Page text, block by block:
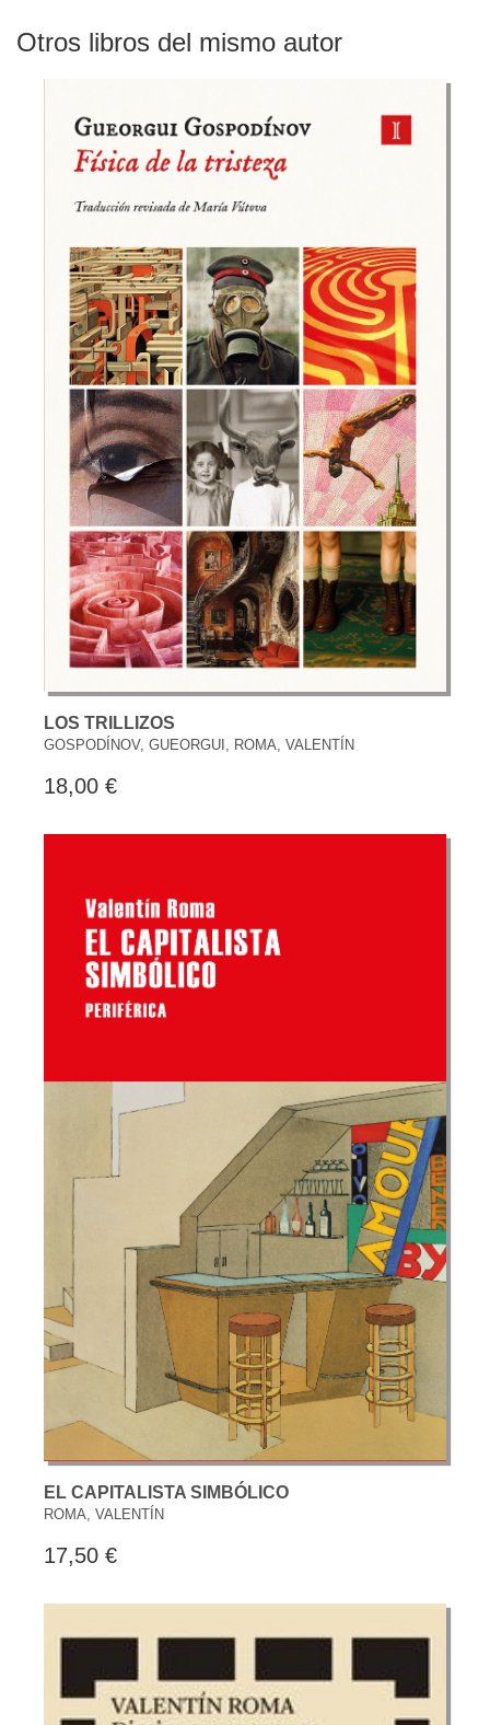
Otros libros del mismo autor
LOS TRILLIZOS
GOSPODÍNOV, GUEORGUI, ROMA, VALENTÍN
18,00 €
EL CAPITALISTA SIMBÓLICO
ROMA, VALENTÍN
17,50 €